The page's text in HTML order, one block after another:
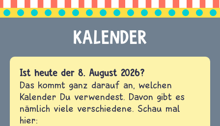
Ist heute der 8. August 2026?
Das kommt ganz darauf an, welchen
Kalender Du verwendest. Davon gibt es
nämlich viele verschiedene. Schau mal
hier: